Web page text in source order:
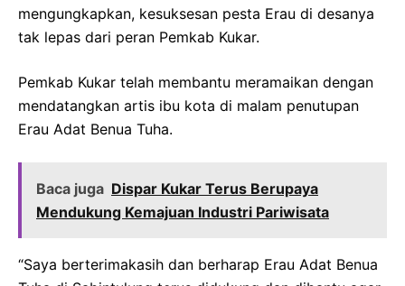
mengungkapkan, kesuksesan pesta Erau di desanya
tak lepas dari peran Pemkab Kukar.
Pemkab Kukar telah membantu meramaikan dengan
mendatangkan artis ibu kota di malam penutupan
Erau Adat Benua Tuha.
Baca juga Dispar Kukar Terus Berupaya
Mendukung Kemajuan Industri Pariwisata
“Saya berterimakasih dan berharap Erau Adat Benua